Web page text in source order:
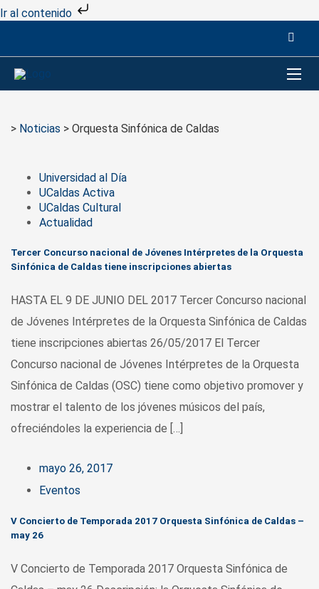
Ir al contenido
> Noticias > Orquesta Sinfónica de Caldas
Universidad al Día
UCaldas Activa
UCaldas Cultural
Actualidad
Tercer Concurso nacional de Jóvenes Intérpretes de la Orquesta
Sinfónica de Caldas tiene inscripciones abiertas
HASTA EL 9 DE JUNIO DEL 2017 Tercer Concurso nacional
de Jóvenes Intérpretes de la Orquesta Sinfónica de Caldas
tiene inscripciones abiertas 26/05/2017 El Tercer
Concurso nacional de Jóvenes Intérpretes de la Orquesta
Sinfónica de Caldas (OSC) tiene como objetivo promover y
mostrar el talento de los jóvenes músicos del país,
ofreciéndoles la experiencia de […]
mayo 26, 2017
Eventos
V Concierto de Temporada 2017 Orquesta Sinfónica de Caldas –
may 26
V Concierto de Temporada 2017 Orquesta Sinfónica de